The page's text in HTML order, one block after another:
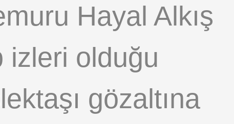
Hayal Alkış
izleri olduğu
gözaltına